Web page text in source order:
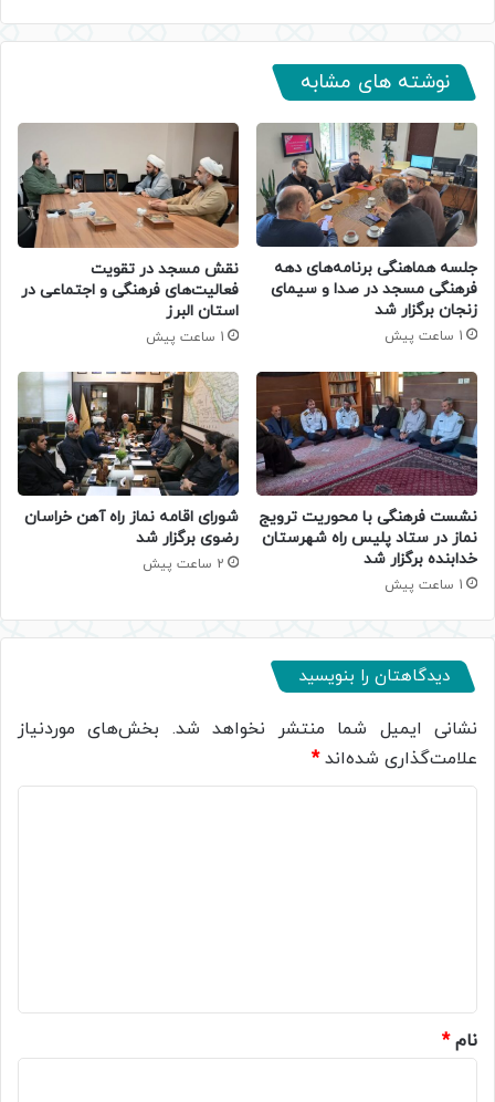
نوشته های مشابه
جلسه هماهنگی برنامه‌های دهه
فرهنگی مسجد در صدا و سیمای
زنجان برگزار شد
1 ساعت پیش
نقش مسجد در تقویت
فعالیت‌های فرهنگی و اجتماعی در
استان البرز
1 ساعت پیش
نشست فرهنگی با محوریت ترویج
نماز در ستاد پلیس راه شهرستان
خدابنده برگزار شد
1 ساعت پیش
شورای اقامه نماز راه آهن خراسان
رضوی برگزار شد
2 ساعت پیش
دیدگاهتان را بنویسید
نشانی ایمیل شما منتشر نخواهد شد. بخش‌های موردنیاز
علامت‌گذاری شده‌اند*
نام*